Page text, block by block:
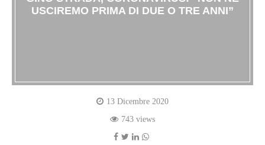
USCIREMO PRIMA DI DUE O TRE ANNI”
13 Dicembre 2020
743 views